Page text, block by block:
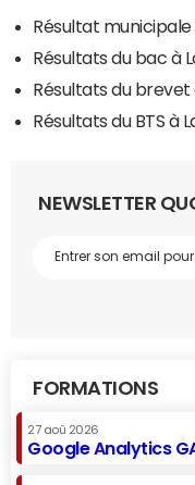
Résultat
Résultats du bac à
Résultats du
Résultats du BTS à
NEWSLETTER
FORMATIONS
27 aoû 2026
Google Analytics